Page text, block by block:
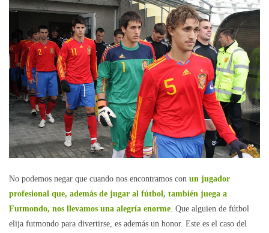
No podemos negar que cuando nos encontramos con un jugador
profesional que, además de jugar al fútbol, también juega a
Futmondo, nos llevamos una alegría enorme . Que alguien de fútbol
elija futmondo para divertirse, es además un honor. Este es el caso del